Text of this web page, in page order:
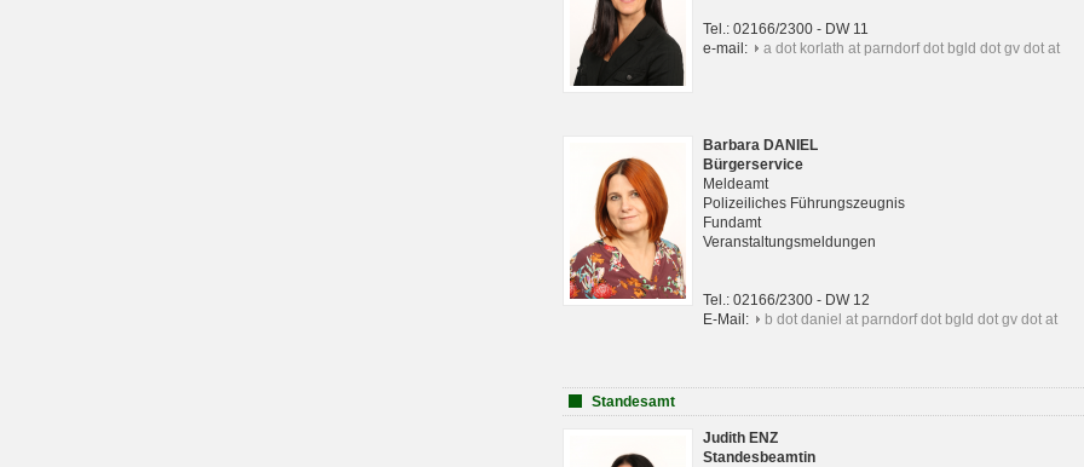
Tel.: 02166/2300 - DW 11
e-mail:
a dot korlath at parndorf dot bgld dot gv dot at
Barbara DANIEL
Bürgerservice
Meldeamt
Polizeiliches Führungszeugnis
Fundamt
Veranstaltungsmeldungen
Tel.: 02166/2300 - DW 12
E-Mail:
b dot daniel at parndorf dot bgld dot gv dot at
Standesamt
Judith ENZ
Standesbeamtin